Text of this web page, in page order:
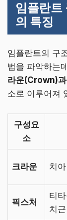
임플란트
의 특징
임플란트의 구
법을 파악하는
라운(Crown)
소로 이루어져
구성요
소
크라운 치
픽스처
티
치근